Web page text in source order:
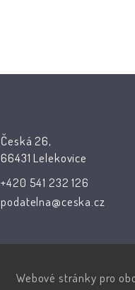
Česká 26,
66431 Lelekovice
+420 541 232 126
podatelna@ceska.cz
Webové stránky pro